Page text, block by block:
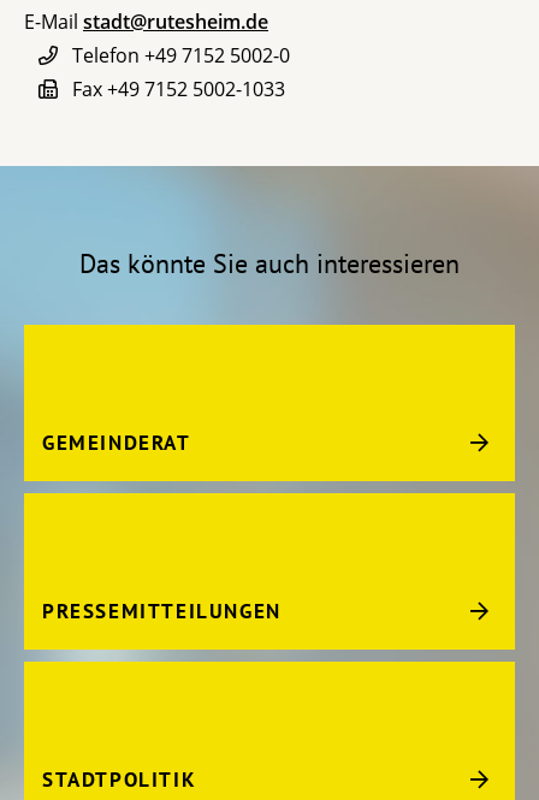
E-Mail stadt@rutesheim.de
Telefon +49 7152 5002-0
Fax+49 7152 5002-1033
Das könnte Sie auch interessieren
GEMEINDERAT
PRESSEMITTEILUNGEN
STADTPOLITIK